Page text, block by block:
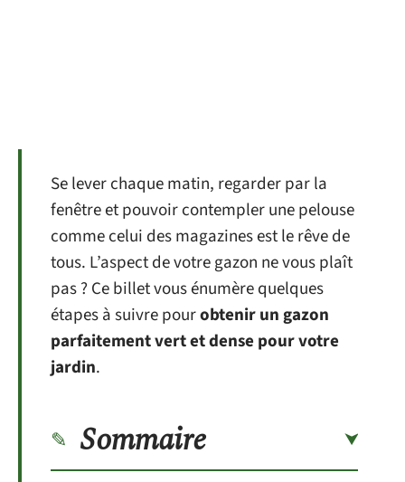
Se lever chaque matin, regarder par la
fenêtre et pouvoir contempler une pelouse
comme celui des magazines est le rêve de
tous. L’aspect de votre gazon ne vous plaît
pas ? Ce billet vous énumère quelques
étapes à suivre pourobtenir un gazon
parfaitement vert et dense pour votre
jardin.
Sommaire